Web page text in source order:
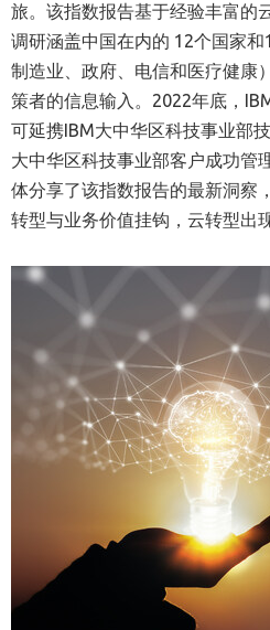
旅。该指数报告基于经验丰富的
调研涵盖中国在内的 12个国家和
制造业、政府、电信和医疗健康
策者的信息输入。2022年底，
可延携IBM大中华区科技事业部
大中华区科技事业部客户成功管
体分享了该指数报告的最新洞察
转型与业务价值挂钩，云转型出